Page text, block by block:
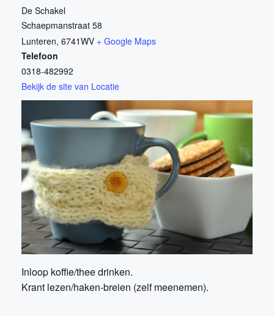
De Schakel
Schaepmanstraat 58
Lunteren, 6741WV + Google Maps
Telefoon
0318-482992
Bekijk de site van Locatie
Inloop koffie/thee drinken.
Krant lezen/haken-breien (zelf meenemen).